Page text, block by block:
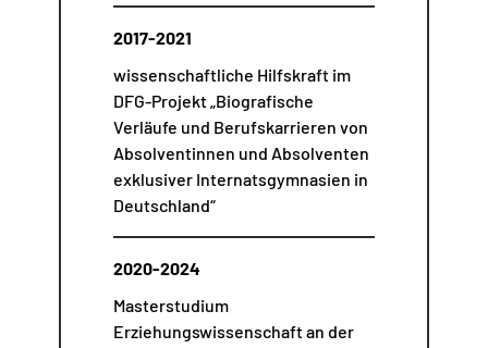
2017-2021
wissenschaftliche Hilfskraft im
DFG-Projekt „Biografische
Verläufe und Berufskarrieren von
Absolventinnen und Absolventen
exklusiver Internatsgymnasien in
Deutschland“
2020-2024
Masterstudium
Erziehungswissenschaft an der